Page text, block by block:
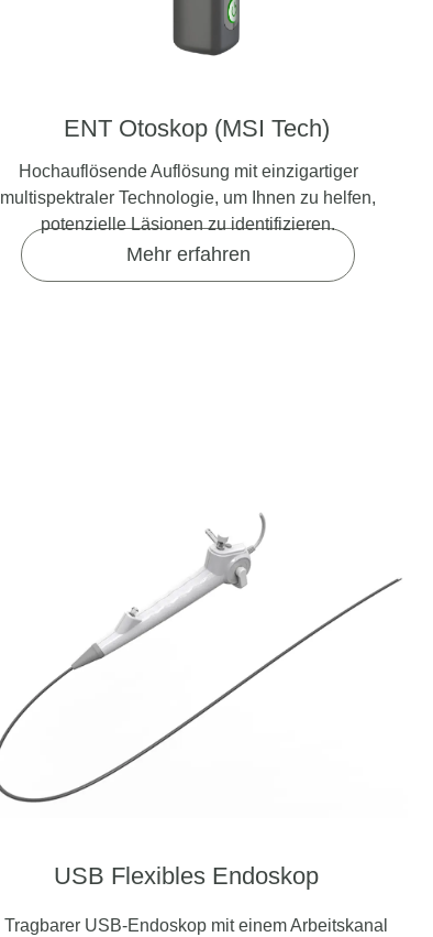
USB Flexibles Endoskop
Mehr erfahren
Tragbarer USB-Endoskop mit einem Arbeitskanal
Hochauflösende Auflösung mit einzigartiger
multispektraler Technologie, um Ihnen zu helfen,
potenzielle Läsionen zu identifizieren.
ENT Otoskop (MSI Tech)